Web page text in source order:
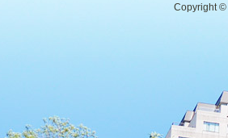
Copyright ©